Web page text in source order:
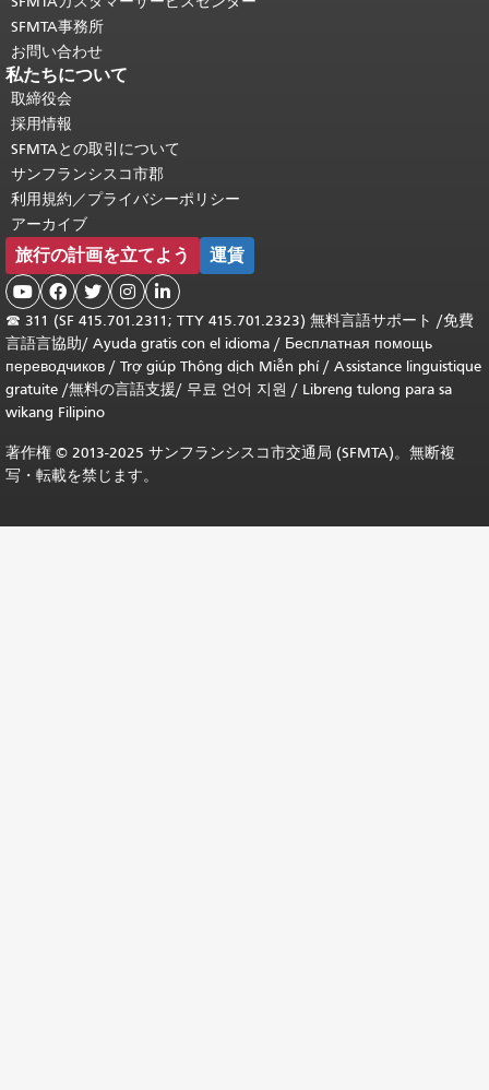
SFMTA事務所
お問い合わせ
私たちについて
取締役会
採用情報
SFMTAとの取引について
サンフランシスコ市郡
利用規約／プライバシーポリシー
アーカイブ
旅行の計画を立てよう 運賃
    
☎ 311 (SF 415.701.2311; TTY 415.701.2323) 無料言語サポート /免費
言語言協助/ Ayuda gratis con el idioma / Бесплатная помощь
переводчиков / Trợ giúp Thông dịch Miễn phí/ Assistance linguistique
gratuite /無料の言語支援/ 무료 언어 지원 / Libreng tulong para sa
wikang Filipino
著作権 © 2013-2025 サンフランシスコ市交通局 (SFMTA)。無断複
写・転載を禁じます。